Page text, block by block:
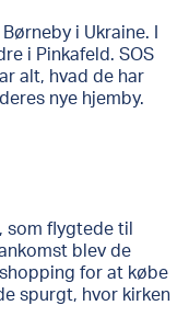
i Ukraine. I
i Pinkafeld. SOS
alt, hvad de har
nye hjemby.
som flygtede til
blev de
for at købe
spurgt, hvor kirken